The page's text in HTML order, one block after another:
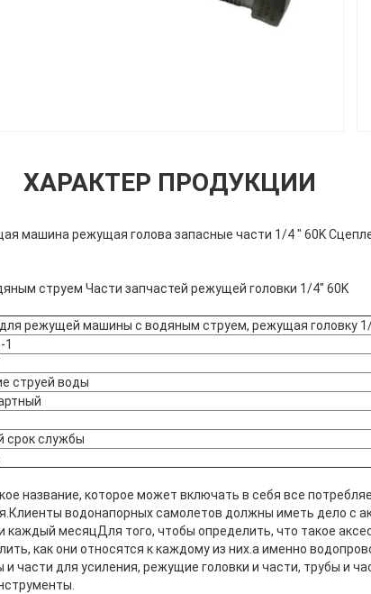
ХАРАКТЕР ПРОДУКЦИИ
машина режущая голова запасные части 1/4 " 60K
струем Части запчастей режущей головки 1/4" 60K
режущей машины с водяным струем, режущая головку
1
струей воды
срок службы
название, которое может включать в себя все
водонапорных самолетов должны иметь дело с
каждый месяцДля того, чтобы определить, что такое
как они относятся к каждому из них.а именно
части для усиления, режущие головки и части, трубы и